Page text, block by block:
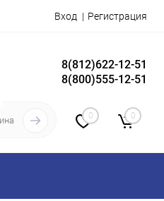
Вход Регистрация
8(812)622-12-51
8(800)555-12-51
0 0